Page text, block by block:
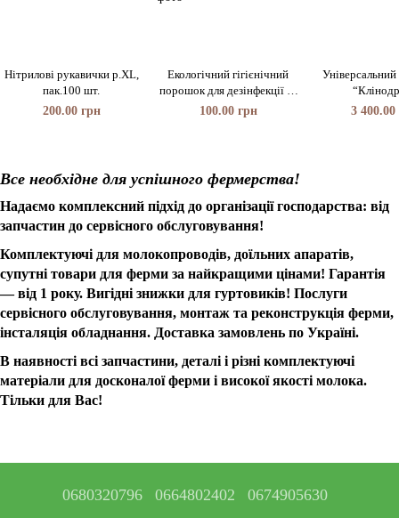
Нітрилові рукавички р.XL,
пак.100 шт.
200.00 грн
Екологічний гігієнічний
порошок для дезінфекції та
осушення “Селосан" -1 кг
100.00 грн
3 400.00
Все необхідне для успішного фермерства!
Надаємо комплексний підхід до організації господарства: від
запчастин до сервісного обслуговування!
Комплектуючі для молокопроводів, доїльних апаратів,
супутні товари для ферми за найкращими цінами! Гарантія
— від 1 року. Вигідні знижки для гуртовиків! Послуги
сервісного обслуговування, монтаж та реконструкція ферми,
інсталяція обладнання. Доставка замовлень по Україні.
В наявності всі запчастини, деталі і різні комплектуючі
матеріали для досконалої ферми і високої якості молока.
Тільки для Вас!
0680320796 0664802402 0674905630